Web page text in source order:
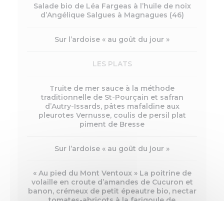
Salade bio de Léa Fargeas à l’huile de noix
d’Angélique Salgues à Magnagues (46)
Sur l’ardoise « au goût du jour »
LES PLATS
Truite de mer sauce à la méthode
traditionnelle de St-Pourçain et safran
d’Autry-Issards, pâtes mafaldine aux
pleurotes Vernusse, coulis de persil plat
piment de Bresse
Sur l’ardoise « au goût du jour »
« Au pied du Mont Ventoux » La poitrine de
volaille en croute d’amandes de Cucuron et
banon, crémeux de petit épeautre bio, nectar